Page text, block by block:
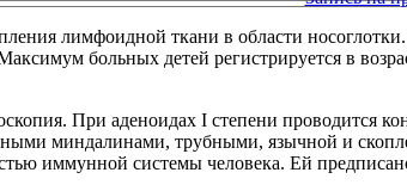
лимфоидной ткани в области
больных детей регистрируется в
При аденоидах I степени проводится
миндалинами, трубными, язычной и
иммунной системы человека. Ей